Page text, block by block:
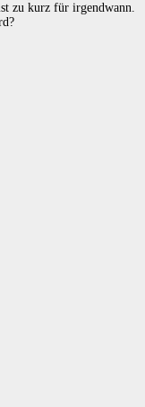
zu kurz für irgendwann.